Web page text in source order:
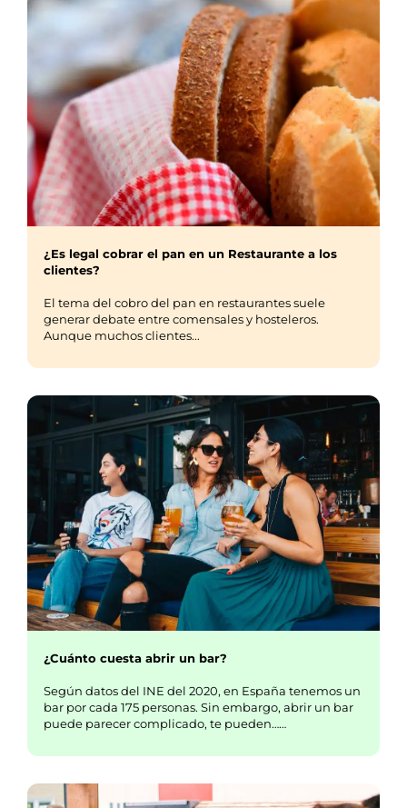
¿Es legal cobrar el pan en un Restaurante a los
clientes?
El tema del cobro del pan en restaurantes suele
generar debate entre comensales y hosteleros.
Aunque muchos clientes...
¿Cuánto cuesta abrir un bar?
Según datos del INE del 2020, en España tenemos un
bar por cada 175 personas. Sin embargo, abrir un bar
puede parecer complicado, te pueden……